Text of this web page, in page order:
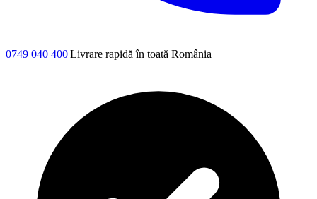
0749 040 400|Livrare rapidă în toată România